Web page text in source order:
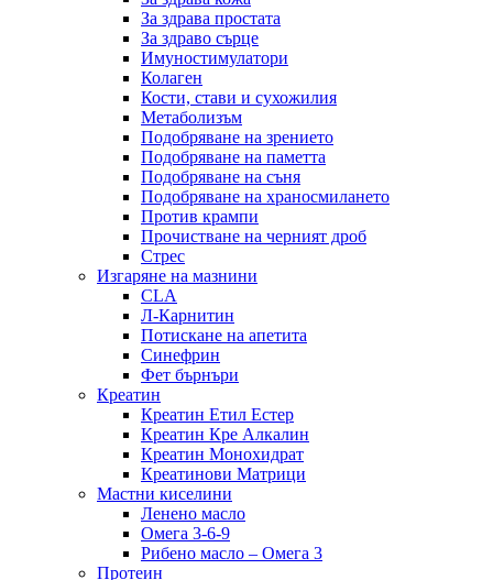
За здрава простата
За здраво сърце
Имуностимулатори
Колаген
Кости, стави и сухожилия
Метаболизъм
Подобряване на зрението
Подобряване на паметта
Подобряване на съня
Подобряване на храносмилането
Против крампи
Прочистване на черният дроб
Стрес
Изгаряне на мазнини
CLA
Л-Карнитин
Потискане на апетита
Синефрин
Фет бърнъри
Креатин
Креатин Етил Естер
Креатин Кре Алкалин
Креатин Монохидрат
Креатинови Матрици
Мастни киселини
Ленено масло
Омега 3-6-9
Рибено масло – Омега 3
Протеин